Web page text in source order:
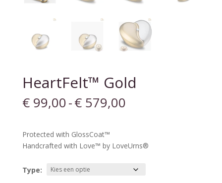
HeartFelt™ Gold
€99,00-€579,00Prijsklasse:
Protected with GlossCoat™
Handcrafted with Love™ by LoveUrns®
Type: